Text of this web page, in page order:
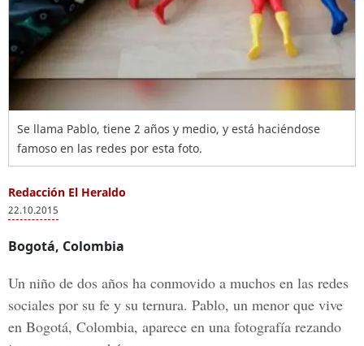
Se llama Pablo, tiene 2 años y medio, y está haciéndose
famoso en las redes por esta foto.
Redacción El Heraldo
22.10.2015
Bogotá, Colombia
Un niño de dos años ha conmovido a muchos en las redes
sociales por su fe y su ternura. Pablo, un menor que vive
en Bogotá, Colombia, aparece en una fotografía rezando